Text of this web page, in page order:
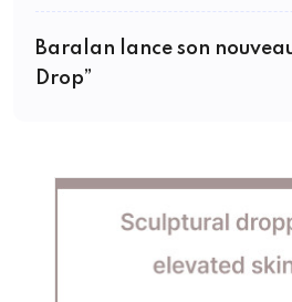
Baralan lance son
Drop”